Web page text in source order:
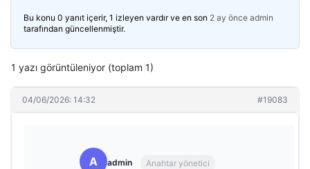
Bu konu 0 yanıt içerir, 1 izleyen vardır ve en son 2 ay önce admin
tarafından güncellenmiştir.
1 yazı görüntüleniyor (toplam 1)
04/06/2026: 14:32 #19083
A admin Anahtar yönetici